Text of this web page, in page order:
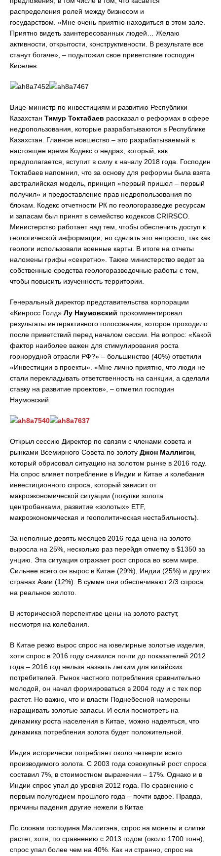
распределения ролей между бизнесом и
государством. «Мне очень приятно находиться в этом зале.
Приятно видеть заинтересованных людей… Желаю
активности, открытости, конструктивности. В результате все
станут богаче», – подытожил свое приветствие господин
Киселев.
Вице-министр по инвестициям и развитию Республики
Казахстан Тимур Токтабаев рассказал о реформах в сфере
недропользования, которые разрабатываются в Республике
Казахстан. Главное новшество – это разрабатываемый в
настоящее время Кодекс о недрах, который, как
предполагается, вступит в силу к началу 2018 года. Господин
Токтабаев напомнил, что за основу для реформы была взята
австралийская модель, принцип «первый пришел – первый
получил» и предоставление прав недропользования по
блокам. Кодекс отчетности РК по геологоразведке ресурсам
и запасам был принят в семейство кодексов CRIRSCO.
Министерство работает над тем, чтобы обеспечить доступ к
геологической информации, но сделать это непросто, так как
геологи использовали военные карты. В итоге на отчеты
наложены грифы «секретно». Также министерство ведет за
собственные средства геологоразведочные работы с тем,
чтобы повысить изученность территории.
Генеральный директор представительства корпорации
«Кинросс Голд» Лу Наумовский прокомментировал
результаты интерактивного голосования, которое проходило
после приветствий перед началом сессии. На вопрос: «Какой
фактор наиболее важен для стимулирования роста
горнорудной отрасли РФ?» – большинство (40%) ответили
«Инвестиции в проекты». «Мне лично приятно, что люди не
стали перекладывать ответственность на санкции, а сделали
ставку на развитие проектов», – отметил господин
Наумовский.
Открыл сессию Директор по связям с членами совета и
рынками Всемирного Cовета по золоту Джон Маллигэн
который обрисовал ситуацию на золотом рынке в 2016 году.
На спрос влияет потребление в Индии и Китае и колебания
инвестиционного спроса, который зависит от
макроэкономической ситуации (покупки золота
центробанками, развитие «золотых» ETF,
макроэкономическая и геополитическая нестабильность).
За неполные девять месяцев 2016 года цена на золото
выросла на 25%, несколько раз перейдя отметку в $1350 за
унцию. Эта ситуация отражает рост спроса во всем мире.
Сильнее всего он вырос в Китае (29%), Индии (25%) и других
странах Азии (12%). В сумме они обеспечивают 2/3 спроса
на реальное золото.
В исторической перспективе цены на золото растут,
несмотря на колебания.
В Китае резко вырос спрос на ювелирные золотые изделия,
хотя спрос в 2016 году снизился почти до показателей 2012
года – 2016 год нельзя назвать легким для китайских
потребителей. Рынок частного потребления сравнительно
молодой, он начал формироваться в 2004 году и с тех пор
растет. Но важно, что и власти Поднебесной намерены
наращивать золотые запасы. И если посмотреть на
динамику роста населения в Китае, можно надеяться, что
динамика потребления золота будет положительной.
Индия исторически потребляет около четверти всего
производимого золота. С 2003 года совокупный рост спроса
составил 7%, в стоимостном выражении – 17%. Однако и в
Индии спрос упал до уровня 2012 года. По сравнению с
первым полугодием прошлого года – почти вдвое. Правда,
причины падения другие нежели в Китае
По словам господина Маллигэна, спрос на монеты и слитки
растет, хотя, по сравнению с 2013 годом (около 1700 тонн),
спрос упал более чем на 40%. Как ни странно, спрос на